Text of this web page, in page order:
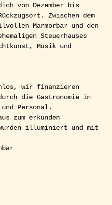
von Dezember bis
Zwischen dem
Marmorbar und den
Steuerhauses
Musik und
wir finanzieren
die Gastronomie in
und Personal.
zum erkunden
illuminiert und mit